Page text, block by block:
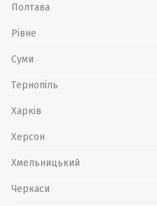
Полтава
Рівне
Суми
Тернопіль
Харків
Херсон
Хмельницький
Черкаси